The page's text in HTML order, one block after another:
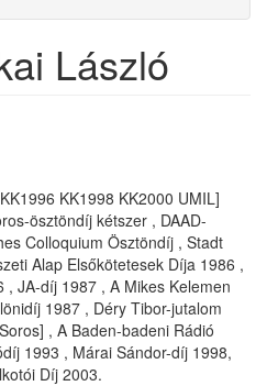
László
KK1998 KK2000 UMIL]
ösztöndíj kétszer , DAAD-
Colloquium Ösztöndíj , Stadt
Alap Elsőkötetesek Díja 1986 ,
JA-díj 1987 , A Mikes Kelemen
1987 , Déry Tibor-jutalom
, A Baden-badeni Rádió
1993 , Márai Sándor-díj 1998,
Díj 2003.